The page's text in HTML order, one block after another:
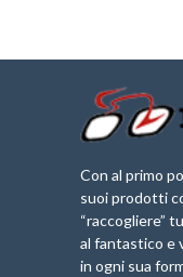
Con al primo
suoi prodotti
“raccogliere”
al fantastico e
in ogni sua